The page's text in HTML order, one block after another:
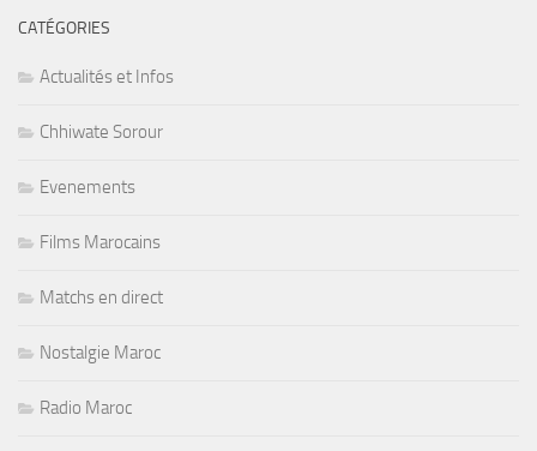
CATÉGORIES
Actualités et Infos
Chhiwate Sorour
Evenements
Films Marocains
Matchs en direct
Nostalgie Maroc
Radio Maroc